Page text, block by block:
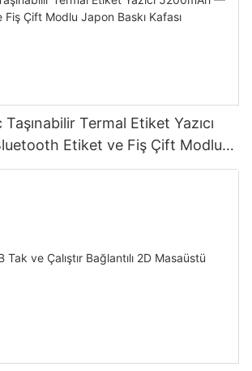
Taşınabilir Termal Etiket Yazıcı
Etiket ve Fiş Çift Modlu